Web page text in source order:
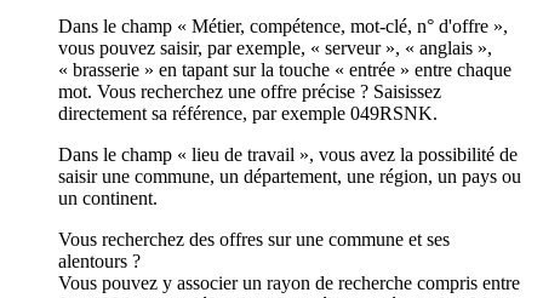
Dans le champ « Métier, compétence, mot-clé, n° d'offre »,
vous pouvez saisir, par exemple, « serveur », « anglais »,
« brasserie » en tapant sur la touche « entrée » entre chaque
mot. Vous recherchez une offre précise ? Saisissez
directement sa référence, par exemple 049RSNK.
Dans le champ « lieu de travail », vous avez la possibilité de
saisir une commune, un département, une région, un pays ou
un continent.
Vous recherchez des offres sur une commune et ses
alentours ?
Vous pouvez y associer un rayon de recherche compris entre